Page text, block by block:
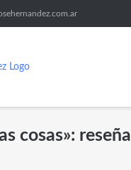
cosas»: